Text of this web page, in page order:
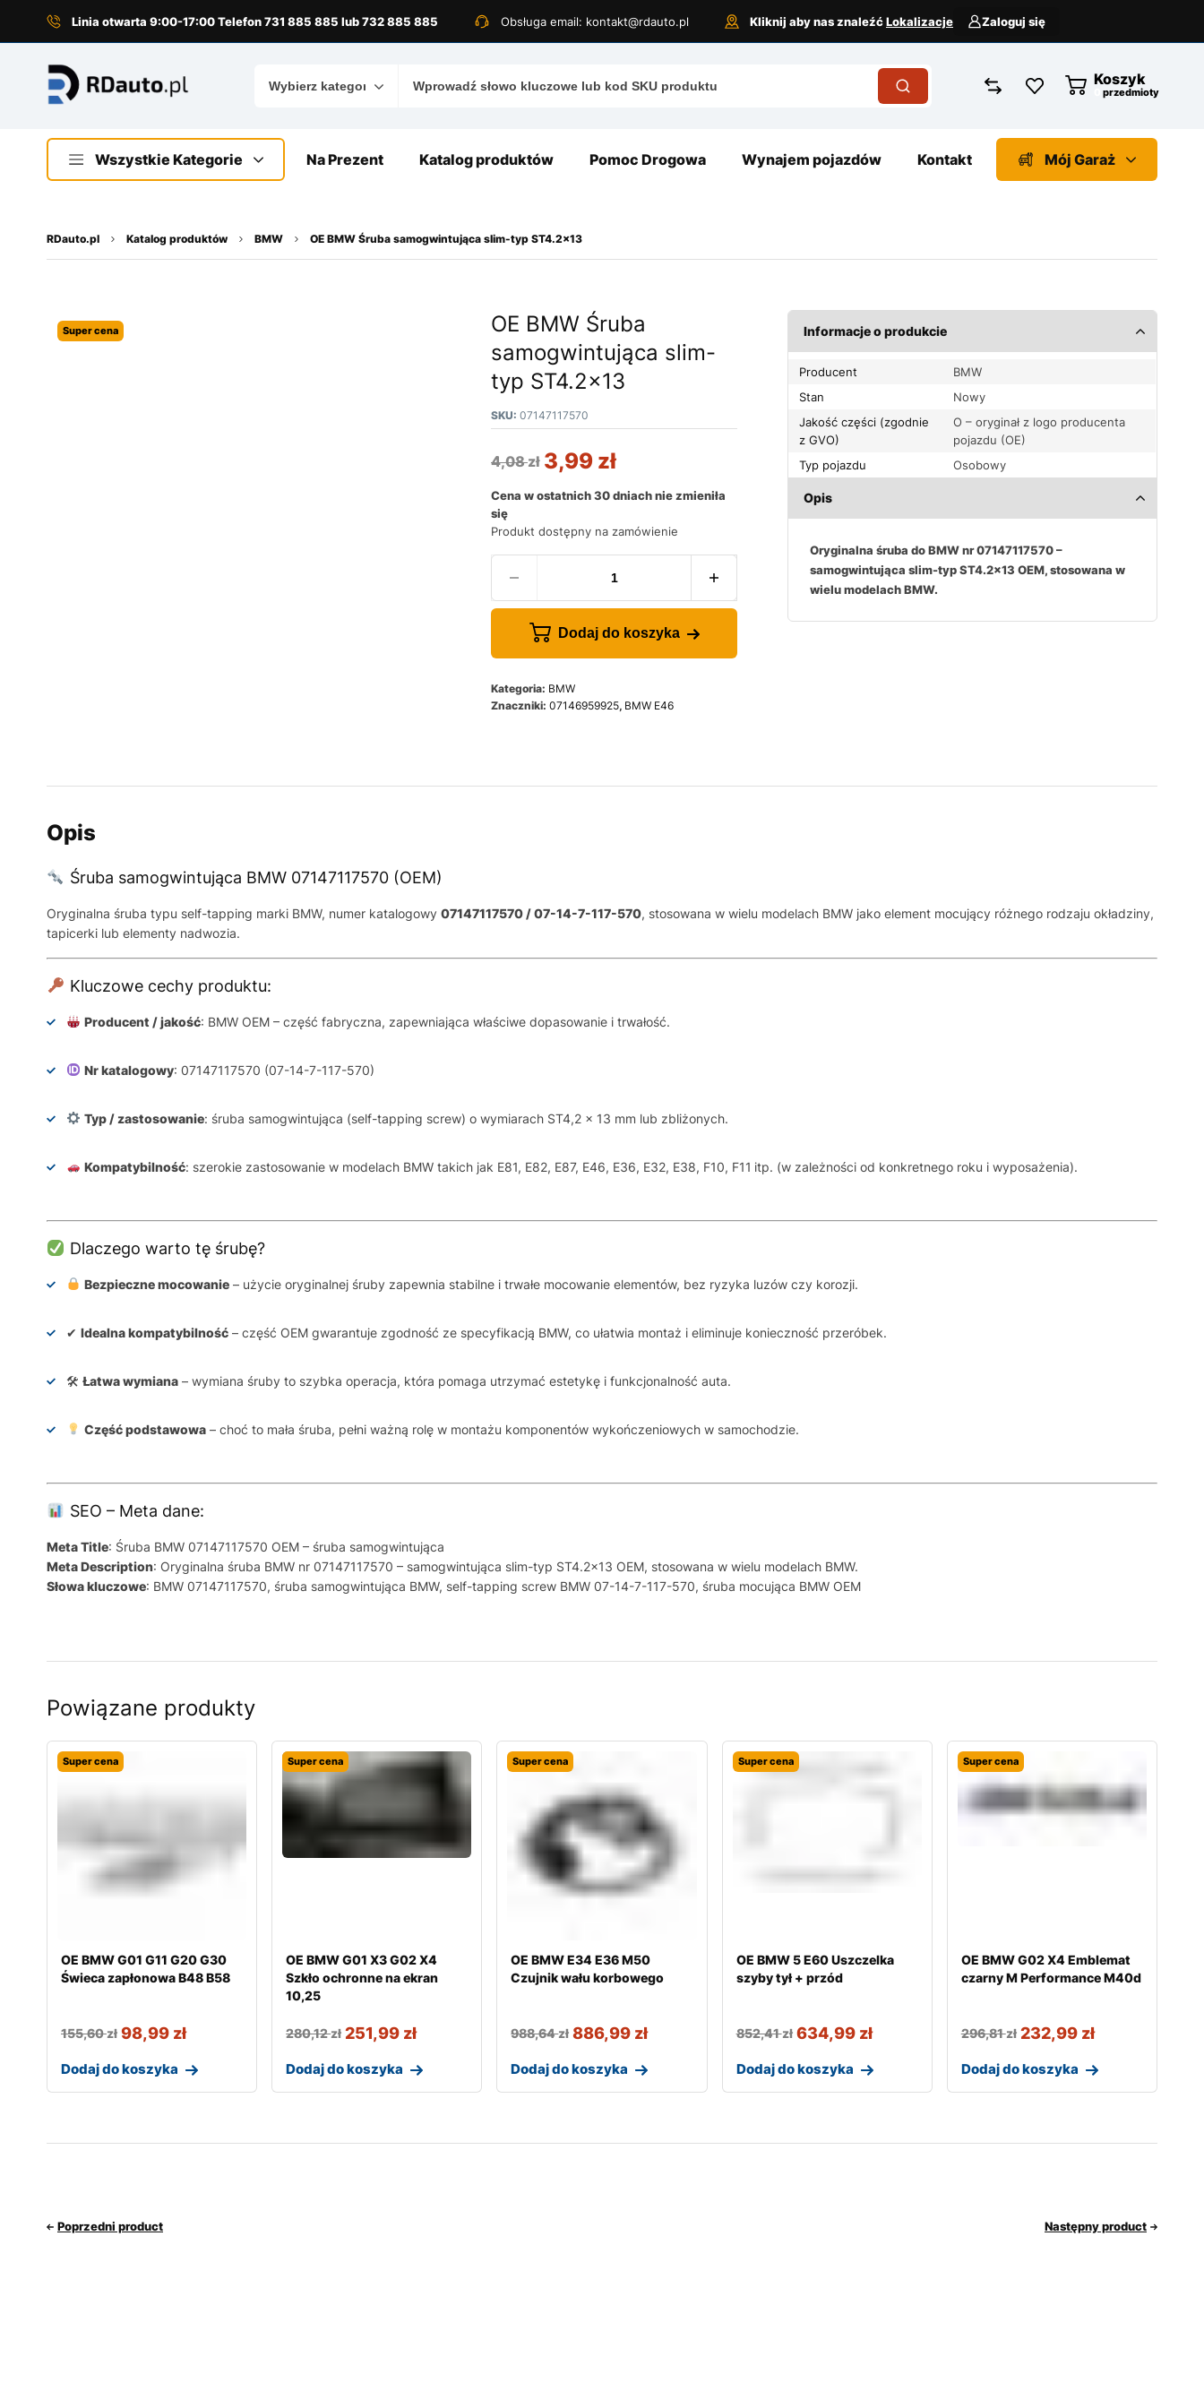
Linia otwarta 9:00-17:00 Telefon 731 885 885 lub 732 885 885 Obsługa email: kontakt@rdauto.pl Kliknij aby nas znaleźćLokalizacje Zaloguj się
Koszyk
przedmioty
Wszystkie Kategorie Na Prezent Katalog produktów Pomoc Drogowa Wynajem pojazdów Kontakt Mój Garaż
RDauto.pl Katalog produktów BMW OE BMW Śruba samogwintująca slim-typ ST4.2×13
Super cena
OE BMW Śruba
samogwintująca slim-
typ ST4.2×13
SKU: 07147117570
4,08zł 3,99 zł
Cena w ostatnich 30 dniach nie zmieniła
się
Produkt dostępny na zamówienie
Dodaj do koszyka
Kategoria: BMW
Znaczniki: 07146959925, BMW E46
Informacje o produkcie
Producent
BMW
Stan
Nowy
Jakość części (zgodnie
z GVO)
O – oryginał z logo producenta
pojazdu (OE)
Typ pojazdu
Osobowy
Opis
Oryginalna śruba do BMW nr 07147117570 –
samogwintująca slim-typ ST4.2×13 OEM, stosowana w
wielu modelach BMW.
Opis
Śruba samogwintująca BMW 07147117570 (OEM)
Oryginalna śruba typu self-tapping marki BMW, numer katalogowy 07147117570 / 07-14-7-117-570, stosowana w wielu modelach BMW jako element mocujący różnego rodzaju okładziny,
tapicerki lub elementy nadwozia.
Kluczowe cechy produktu:
Producent / jakość: BMW OEM – część fabryczna, zapewniająca właściwe dopasowanie i trwałość.
Nr katalogowy: 07147117570 (07-14-7-117-570)
Typ / zastosowanie: śruba samogwintująca (self-tapping screw) o wymiarach ST4,2 × 13 mm lub zbliżonych.
Kompatybilność: szerokie zastosowanie w modelach BMW takich jak E81, E82, E87, E46, E36, E32, E38, F10, F11 itp. (w zależności od konkretnego roku i wyposażenia).
Dlaczego warto tę śrubę?
Bezpieczne mocowanie– użycie oryginalnej śruby zapewnia stabilne i trwałe mocowanie elementów, bez ryzyka luzów czy korozji.
✔ Idealna kompatybilność – część OEM gwarantuje zgodność ze specyfikacją BMW, co ułatwia montaż i eliminuje konieczność przeróbek.
🛠 Łatwa wymiana – wymiana śruby to szybka operacja, która pomaga utrzymać estetykę i funkcjonalność auta.
Część podstawowa– choć to mała śruba, pełni ważną rolę w montażu komponentów wykończeniowych w samochodzie.
SEO – Meta dane:
Meta Title: Śruba BMW 07147117570 OEM – śruba samogwintująca
Meta Description: Oryginalna śruba BMW nr 07147117570 – samogwintująca slim-typ ST4.2×13 OEM, stosowana w wielu modelach BMW.
Słowa kluczowe: BMW 07147117570, śruba samogwintująca BMW, self-tapping screw BMW 07-14-7-117-570, śruba mocująca BMW OEM
Powiązane produkty
Super cena
OE BMW G01 G11 G20 G30
Świeca zapłonowa B48 B58
155,60zł 98,99 zł
Dodaj do koszyka
Super cena
OE BMW G01 X3 G02 X4
Szkło ochronne na ekran
10,25
280,12zł 251,99 zł
Dodaj do koszyka
Super cena
OE BMW E34 E36 M50
Czujnik wału korbowego
988,64zł 886,99 zł
Dodaj do koszyka
Super cena
OE BMW 5 E60 Uszczelka
szyby tył + przód
852,41zł 634,99 zł
Dodaj do koszyka
Super cena
OE BMW G02 X4 Emblemat
czarny M Performance M40d
296,81zł 232,99 zł
Dodaj do koszyka
Poprzedni product Następny product